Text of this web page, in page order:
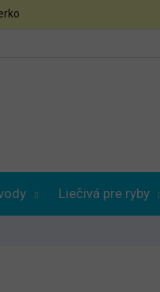
Liečivá pre ryby